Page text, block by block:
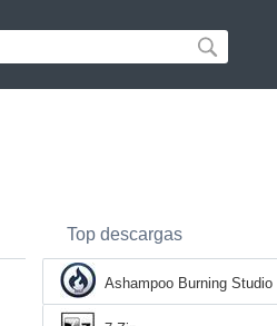
Top descargas
Ashampoo Burning Studio